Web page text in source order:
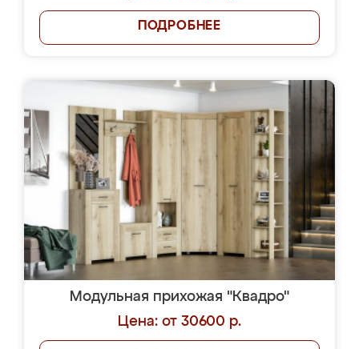
ПОДРОБНЕЕ
Модульная прихожая "Квадро"
Цена: от 30600 р.